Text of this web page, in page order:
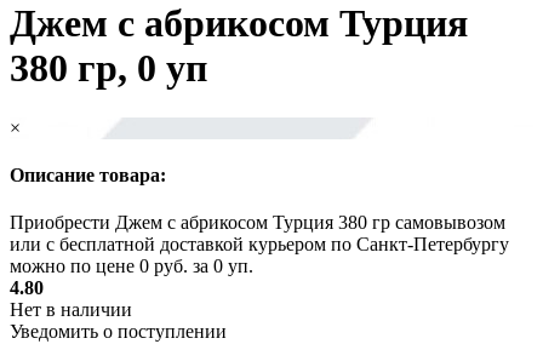
Джем с абрикосом Турция
380 гр, 0 уп
×
Описание товара:
Приобрести Джем с абрикосом Турция 380 гр самовывозом
или с бесплатной доставкой курьером по Санкт-Петербургу
можно по цене 0 руб. за 0 уп.
4.80
Нет в наличии
Уведомить о поступлении